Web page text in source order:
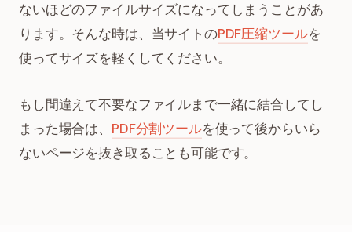
ないほどのファイルサイズになってしまうことがあ
ります。そんな時は、当サイトのPDF圧縮ツールを
使ってサイズを軽くしてください。
もし間違えて不要なファイルまで一緒に結合してし
まった場合は、 PDF分割ツールを使って後からいら
ないページを抜き取ることも可能です。